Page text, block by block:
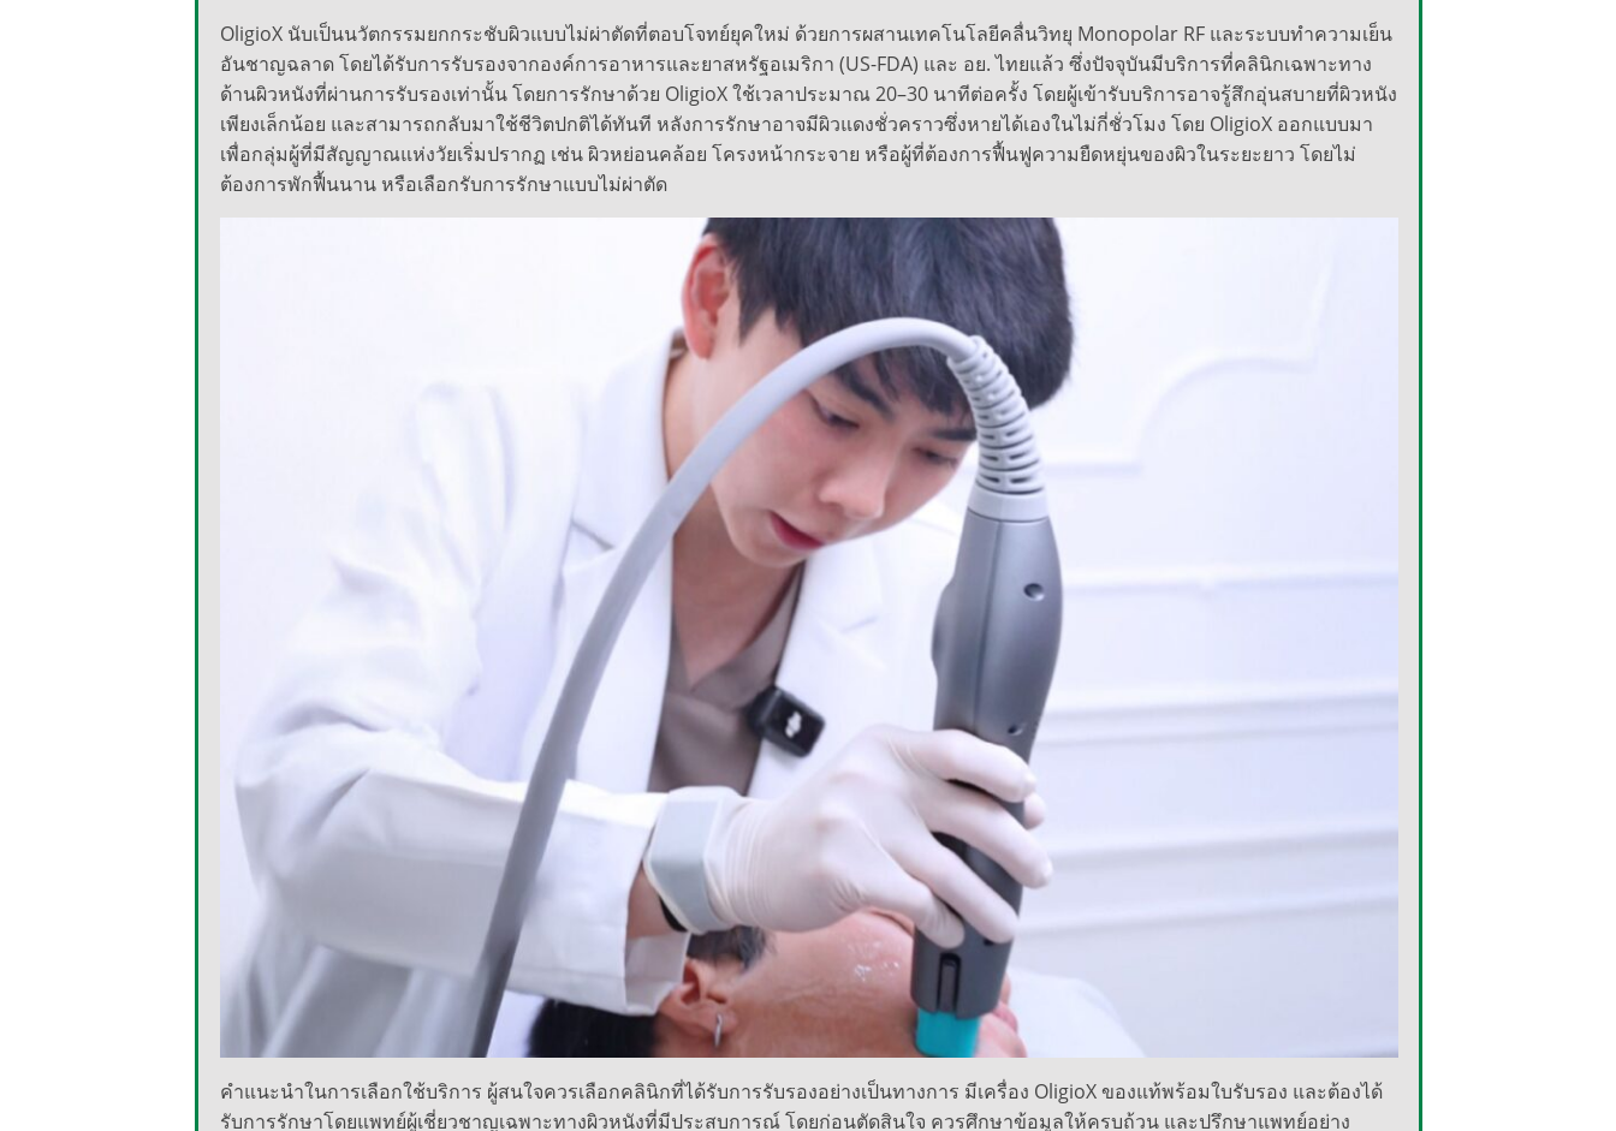
OligioX นับเป็นนวัตกรรมยกกระชับผิวแบบไม่ผ่าตัดที่ตอบโจทย์ยุคใหม่ ด้วยการผสานเทคโนโลยีคลื่นวิทยุ Monopolar RF และระบบทำความเย็น
อันชาญฉลาด โดยได้รับการรับรองจากองค์การอาหารและยาสหรัฐอเมริกา (US-FDA) และ อย. ไทยแล้ว ซึ่งปัจจุบันมีบริการที่คลินิกเฉพาะทาง
ด้านผิวหนังที่ผ่านการรับรองเท่านั้น โดยการรักษาด้วย OligioX ใช้เวลาประมาณ 20–30 นาทีต่อครั้ง โดยผู้เข้ารับบริการอาจรู้สึกอุ่นสบายที่ผิวหนัง
เพียงเล็กน้อย และสามารถกลับมาใช้ชีวิตปกติได้ทันที หลังการรักษาอาจมีผิวแดงชั่วคราวซึ่งหายได้เองในไม่กี่ชั่วโมง โดย OligioX ออกแบบมา
เพื่อกลุ่มผู้ที่มีสัญญาณแห่งวัยเริ่มปรากฏ เช่น ผิวหย่อนคล้อย โครงหน้ากระจาย หรือผู้ที่ต้องการฟื้นฟูความยืดหยุ่นของผิวในระยะยาว โดยไม่
ต้องการพักฟื้นนาน หรือเลือกรับการรักษาแบบไม่ผ่าตัด
คำแนะนำในการเลือกใช้บริการ ผู้สนใจควรเลือกคลินิกที่ได้รับการรับรองอย่างเป็นทางการ มีเครื่อง OligioX ของแท้พร้อมใบรับรอง และต้องได้
รับการรักษาโดยแพทย์ผู้เชี่ยวชาญเฉพาะทางผิวหนังที่มีประสบการณ์ โดยก่อนตัดสินใจ ควรศึกษาข้อมูลให้ครบถ้วน และปรึกษาแพทย์อย่าง